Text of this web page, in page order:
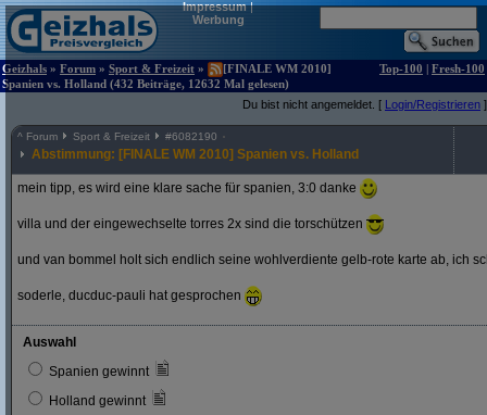
Impressum|
Werbung
Geizhals » Forum » Sport & Freizeit »
[FINALE WM 2010]
Spanien vs. Holland (432 Beiträge, 12632 Mal gelesen)
Top-100 | Fresh-100
Du bist nicht angemeldet. [ Login/Registrieren ]
^ Forum Sport & Freizeit #6082190
Abstimmung: [FINALE WM 2010] Spanien vs. Holland
mein tipp, es wird eine klare sache für spanien, 3:0 danke
villa und der eingewechselte torres 2x sind die torschützen
und van bommel holt sich endlich seine wohlverdiente gelb-rote karte ab, ich
soderle, ducduc-pauli hat gesprochen
Auswahl
Spanien gewinnt
Holland gewinnt